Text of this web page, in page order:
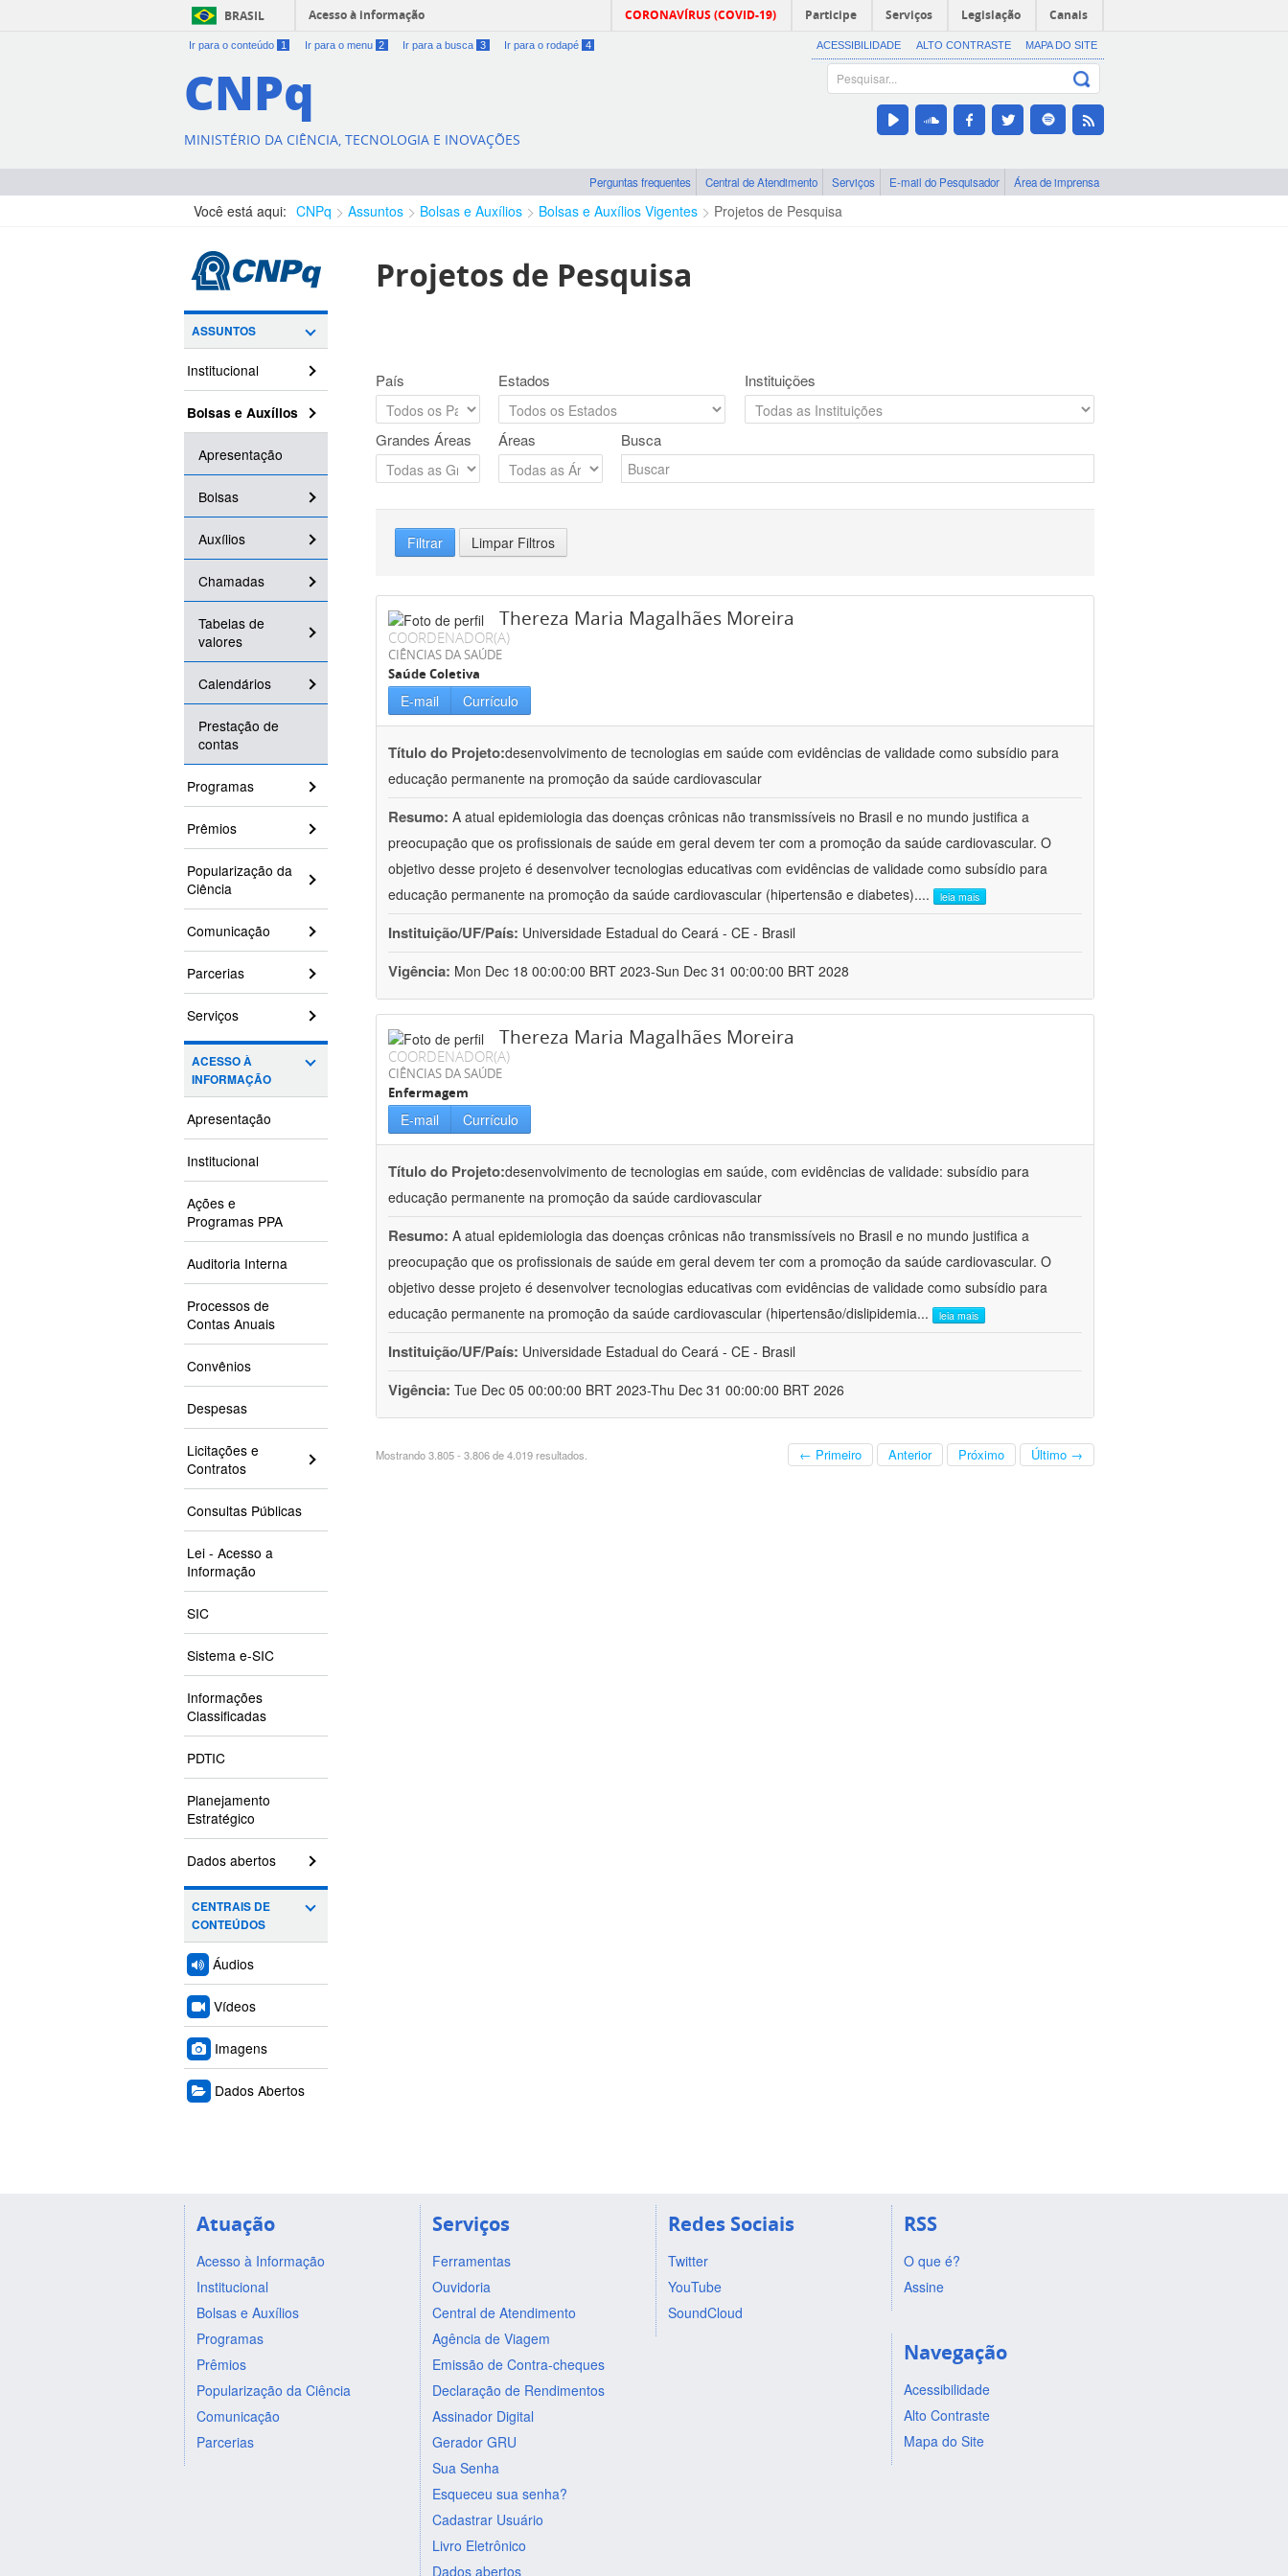
BRASIL Acesso à informação CORONAVÍRUS (COVID-19) Participe Serviços Legislação Canais
Ir para o conteúdo 1 Ir para o menu 2 Ir para a busca 3 Ir para o rodapé 4 ACESSIBILIDADE ALTO CONTRASTE MAPA DO SITE
CNPq
MINISTÉRIO DA CIÊNCIA, TECNOLOGIA E INOVAÇÕES
Perguntas frequentes Central de Atendimento Serviços E-mail do Pesquisador Área de imprensa
Você está aqui: CNPq Assuntos Bolsas e Auxílios Bolsas e Auxílios Vigentes Projetos de Pesquisa
ASSUNTOS
Institucional
Bolsas e Auxílios
Apresentação
Bolsas
Auxílios
Chamadas
Tabelas de
valores
Calendários
Prestação de
contas
Programas
Prêmios
Popularização da
Ciência
Comunicação
Parcerias
Serviços
ACESSO À
INFORMAÇÃO
Apresentação
Institucional
Ações e
Programas PPA
Auditoria Interna
Processos de
Contas Anuais
Convênios
Despesas
Licitações e
Contratos
Consultas Públicas
Lei - Acesso a
Informação
SIC
Sistema e-SIC
Informações
Classificadas
PDTIC
Planejamento
Estratégico
Dados abertos
CENTRAIS DE
CONTEÚDOS
Áudios
Vídeos
Imagens
Dados Abertos
Projetos de Pesquisa
País Estados Instituições
Grandes Áreas Áreas Busca
Filtrar Limpar Filtros
Thereza Maria Magalhães Moreira
COORDENADOR(A)
CIÊNCIAS DA SAÚDE
Saúde Coletiva
E-mail Currículo
Título do Projeto:desenvolvimento de tecnologias em saúde com evidências de validade como subsídio para
educação permanente na promoção da saúde cardiovascular
Resumo: A atual epidemiologia das doenças crônicas não transmissíveis no Brasil e no mundo justifica a
preocupação que os profissionais de saúde em geral devem ter com a promoção da saúde cardiovascular. O
objetivo desse projeto é desenvolver tecnologias educativas com evidências de validade como subsídio para
educação permanente na promoção da saúde cardiovascular (hipertensão e diabetes).... leia mais
Instituição/UF/País: Universidade Estadual do Ceará - CE - Brasil
Vigência: Mon Dec 18 00:00:00 BRT 2023-Sun Dec 31 00:00:00 BRT 2028
Thereza Maria Magalhães Moreira
COORDENADOR(A)
CIÊNCIAS DA SAÚDE
Enfermagem
E-mail Currículo
Título do Projeto:desenvolvimento de tecnologias em saúde, com evidências de validade: subsídio para
educação permanente na promoção da saúde cardiovascular
Resumo: A atual epidemiologia das doenças crônicas não transmissíveis no Brasil e no mundo justifica a
preocupação que os profissionais de saúde em geral devem ter com a promoção da saúde cardiovascular. O
objetivo desse projeto é desenvolver tecnologias educativas com evidências de validade como subsídio para
educação permanente na promoção da saúde cardiovascular (hipertensão/dislipidemia... leia mais
Instituição/UF/País: Universidade Estadual do Ceará - CE - Brasil
Vigência: Tue Dec 05 00:00:00 BRT 2023-Thu Dec 31 00:00:00 BRT 2026
Mostrando 3.805 - 3.806 de 4.019 resultados. ← Primeiro Anterior Próximo Último →
Atuação
Acesso à Informação
Institucional
Bolsas e Auxílios
Programas
Prêmios
Popularização da Ciência
Comunicação
Parcerias
Serviços
Ferramentas
Ouvidoria
Central de Atendimento
Agência de Viagem
Emissão de Contra-cheques
Declaração de Rendimentos
Assinador Digital
Gerador GRU
Sua Senha
Esqueceu sua senha?
Cadastrar Usuário
Livro Eletrônico
Dados abertos
Redes Sociais
Twitter
YouTube
SoundCloud
RSS
O que é?
Assine
Navegação
Acessibilidade
Alto Contraste
Mapa do Site